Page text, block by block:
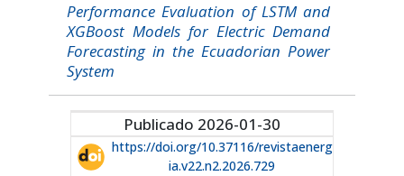
Performance Evaluation of LSTM and
XGBoost Models for Electric Demand
Forecasting in the Ecuadorian Power
System
Publicado 2026-01-30
https://doi.org/10.37116/revistaenerg
ia.v22.n2.2026.729